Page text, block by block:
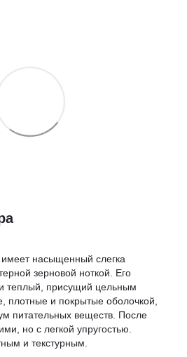
насыщенный слегка
зерновой ноткой. Его
теплый, присущий цельным
плотные и покрытые оболочкой,
питательных веществ. После
но с легкой упругостью.
и текстурным.